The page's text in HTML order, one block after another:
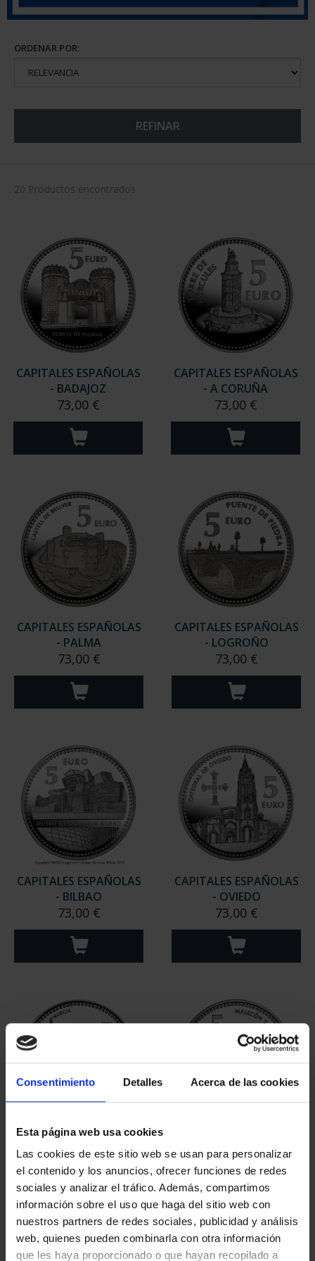
Consentimiento Detalles Acerca de las cookies
Esta página web usa cookies
Las cookies de este sitio web se usan para personalizar
el contenido y los anuncios, ofrecer funciones de redes
sociales y analizar el tráfico. Además, compartimos
información sobre el uso que haga del sitio web con
nuestros partners de redes sociales, publicidad y análisis
web, quienes pueden combinarla con otra información
que les haya proporcionado o que hayan recopilado a
ORDENAR POR:
REFINAR
20 Productos encontrados
CAPITALES ESPAÑOLAS
- BADAJOZ
73,00 €
CAPITALES ESPAÑOLAS
- A CORUÑA
73,00 €
CAPITALES ESPAÑOLAS
- PALMA
73,00 €
CAPITALES ESPAÑOLAS
- LOGROÑO
73,00 €
CAPITALES ESPAÑOLAS
- BILBAO
73,00 €
CAPITALES ESPAÑOLAS
- OVIEDO
73,00 €
CAPITALES ESPAÑOLAS
- MURCIA
73,00 €
- CÁDIZ
73,00 €